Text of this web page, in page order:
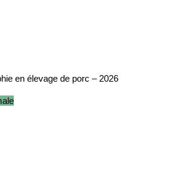
en élevage de porc – 2026